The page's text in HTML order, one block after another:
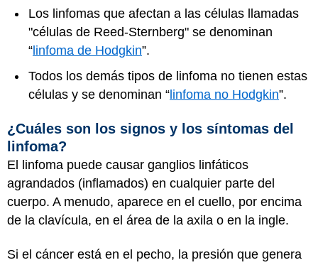
Los linfomas que afectan a las células llamadas
"células de Reed-Sternberg" se denominan
“ linfoma de Hodgkin”.
Todos los demás tipos de linfoma no tienen estas
células y se denominan “ linfoma no Hodgkin”.
¿Cuáles son los signos y los síntomas del
linfoma?
El linfoma puede causar ganglios linfáticos
agrandados (inflamados) en cualquier parte del
cuerpo. A menudo, aparece en el cuello, por encima
de la clavícula, en el área de la axila o en la ingle.
Si el cáncer está en el pecho, la presión que genera